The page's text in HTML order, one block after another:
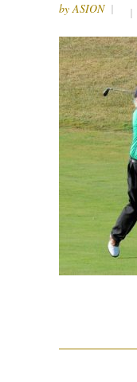
byASION